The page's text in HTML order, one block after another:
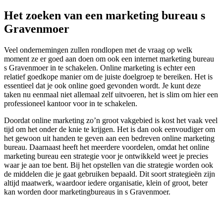
Het zoeken van een marketing bureau s
Gravenmoer
Veel ondernemingen zullen rondlopen met de vraag op welk
moment ze er goed aan doen om ook een internet marketing bureau
s Gravenmoer in te schakelen. Online marketing is echter een
relatief goedkope manier om de juiste doelgroep te bereiken. Het is
essentieel dat je ook online goed gevonden wordt. Je kunt deze
taken nu eenmaal niet allemaal zelf uitvoeren, het is slim om hier een
professioneel kantoor voor in te schakelen.
Doordat online marketing zo’n groot vakgebied is kost het vaak veel
tijd om het onder de knie te krijgen. Het is dan ook eenvoudiger om
het gewoon uit handen te geven aan een bedreven online marketing
bureau. Daarnaast heeft het meerdere voordelen, omdat het online
marketing bureau een strategie voor je ontwikkeld weet je precies
waar je aan toe bent. Bij het opstellen van die strategie worden ook
de middelen die je gaat gebruiken bepaald. Dit soort strategieën zijn
altijd maatwerk, waardoor iedere organisatie, klein of groot, beter
kan worden door marketingbureaus in s Gravenmoer.